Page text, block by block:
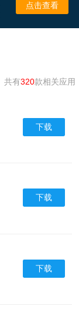
点击查看
共有320款相关应用
下载
下载
下载